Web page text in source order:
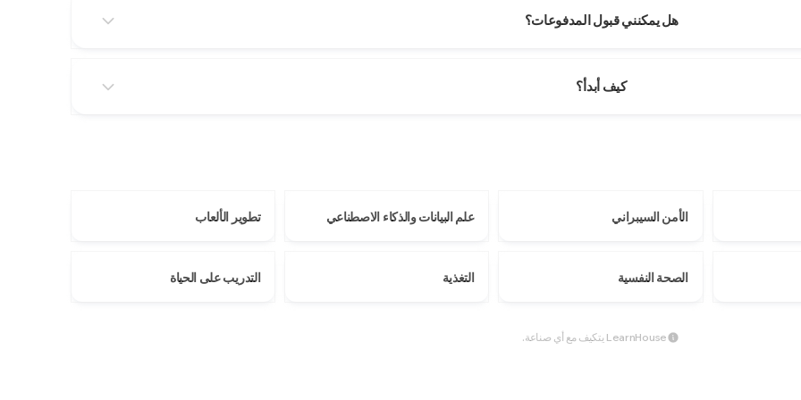
هل يمكنني قبول المدفوعات؟
كيف أبدأ؟
الأمن السيبراني علم البيانات والذكاء الاصطناعي تطوير الألعاب
الصحة النفسية التغذية التدريب على الحياة
LearnHouse يتكيف مع أي صناعة.